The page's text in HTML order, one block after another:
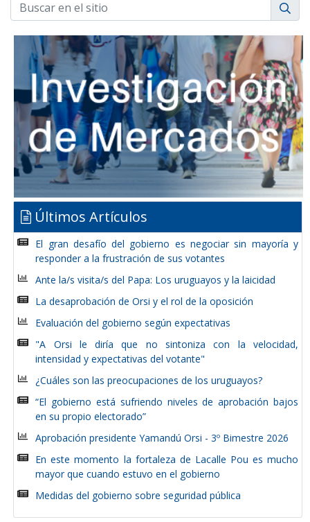
Últimos Artículos
El gran desafío del gobierno es negociar sin mayoría y
responder a la frustración de sus votantes
Ante la/s visita/s del Papa: Los uruguayos y la laicidad
La desaprobación de Orsi y el rol de la oposición
Evaluación del gobierno según expectativas
"A Orsi le diría que no sintoniza con la velocidad,
intensidad y expectativas del votante"
¿Cuáles son las preocupaciones de los uruguayos?
“El gobierno está sufriendo niveles de aprobación bajos
en su propio electorado”
Aprobación presidente Yamandú Orsi - 3º Bimestre 2026
En este momento la fortaleza de Lacalle Pou es mucho
mayor que cuando estuvo en el gobierno
Medidas del gobierno sobre seguridad pública